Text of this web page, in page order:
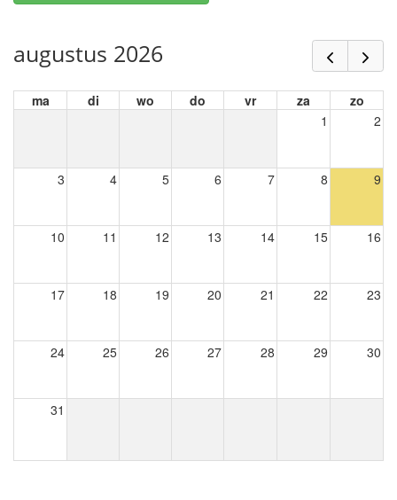
augustus 2026
ma di wo do vr za
zo
1
2
3 4 5 6 7 8 9
10 11 12 13 14 15 16
17 18 19 20 21 22 23
24 25 26 27 28 29 30
31